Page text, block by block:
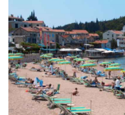
uslove za spokojan i
sportom.